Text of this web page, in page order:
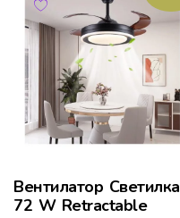
Вентилатор Светилка
72 W Retractable